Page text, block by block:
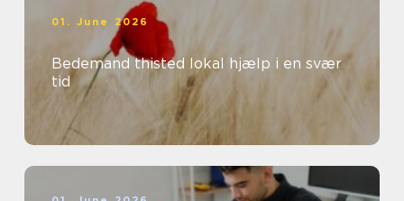
01. June 2026
Bedemand thisted lokal hjælp i en svær
tid